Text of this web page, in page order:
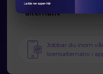
Läkemedelsverkets
alternativ
Jobbar du inom
licensalternativ i